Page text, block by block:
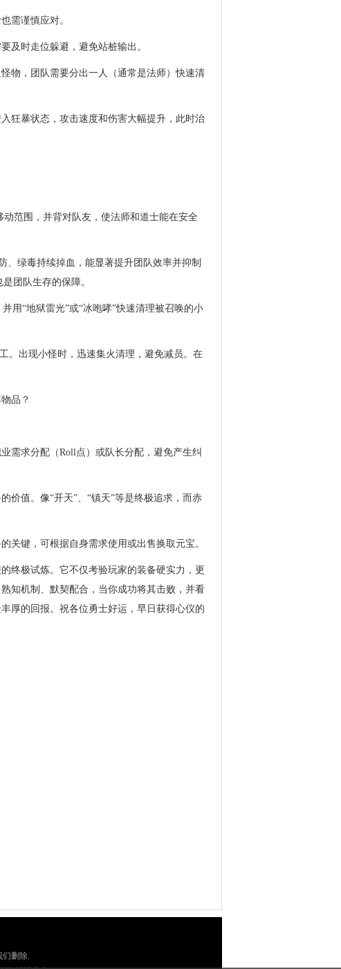
需谨慎应对。
及时走位躲避，避免站桩输出。
物，团队需要分出一人（通常是法师）快速清
狂暴状态，攻击速度和伤害大幅提升，此时治
范围，并背对队友，使法师和道士能在安全
、绿毒持续掉血，能显著提升团队效率并抑制
团队生存的保障。
用“地狱雷光”或“冰咆哮”快速清理被召唤的小
。出现小怪时，迅速集火清理，避免减员。在
品？
需求分配（Roll点）或队长分配，避免产生纠
价值。像“开天”、“镇天”等是终极追求，而赤
关键，可根据自身需求使用或出售换取元宝。
终极试炼。它不仅考验玩家的装备硬实力，更
知机制、默契配合，当你成功将其击败，并看
厚的回报。祝各位勇士好运，早日获得心仪的
们删除.